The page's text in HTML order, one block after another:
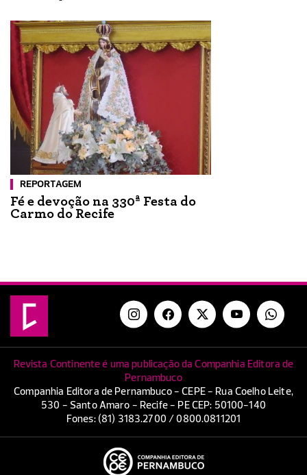
REPORTAGEM
Fé e devoção na 330ª Festa do
Carmo do Recife
Revista Continente é uma publicação da Companhia Editora de
Pernambuco
Companhia Editora de Pernambuco - CEPE - Rua Coelho Leite,
530 - Santo Amaro - Recife - PE CEP: 50100-140
Fones: (81) 3183.2700 / 0800.0811201